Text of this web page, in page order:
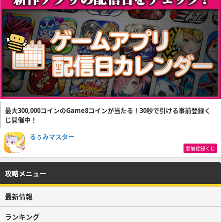
最大300,000コインのGame8コインが当たる！30秒で引ける事前登録く
じ開催中！
るぅみマスター
事前登録くじ
攻略メニュー
最新情報
ランキング